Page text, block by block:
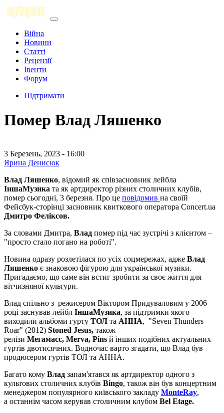
Війна
Новини
Статті
Рецензії
Івенти
Форум
Підтримати
Помер Влад Ляшенко
3 Березень, 2023 - 16:00
Ярина Денисюк
Влад Ляшенко, відомий як співзасновник лейбла
ІншаМузика та як артдиректор різних столичних клубів,
помер сьогодні, 3 березня. Про це повідомив на своїй
Фейсбук-сторінці засновник квиткового оператора Concert.ua
Дмитро Феліксов.
За словами Дмитра, Влад помер під час зустрічі з клієнтом –
"просто стало погано на роботі".
Новина одразу розлетілася по усіх соцмережах, адже Влад
Ляшенко є знаковою фігурою для української музики.
Пригадаємо, що саме він встиг зробити за своє життя для
вітчизняної культури.
Влад спільно з режисером Віктором Придуваловим у 2006
році заснував лейбл ІншаМузика, за підтримки якого
виходили альбоми гурту ТОЛ та АННА, "Seven Thunders
Roar" (2012) Stoned Jesus, також
релізи Мегамасс, Merva, Pins й інших подібних актуальних
гуртів двотисячних. Водночас варто згадати, що Влад був
продюсером гуртів ТОЛ та АННА.
Багато кому Влад запам'ятався як артдиректор одного з
культових столичних клубів Bingo, також він був концертним
менеджером популярного київського закладу MonteRay,
а останнім часом керував столичним клубом Bel Etage.